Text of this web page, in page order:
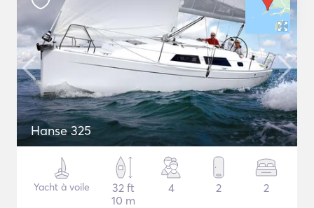
Hanse 325
Yacht à voile
32 ft
10 m
4 2 2